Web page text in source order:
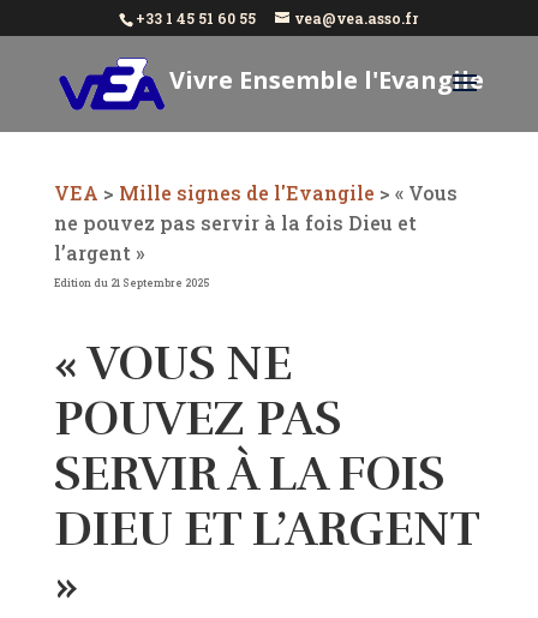
+33 1 45 51 60 55 vea@vea.asso.fr
Vivre Ensemble l'Evangile
VEA > Mille signes de l'Evangile > « Vous
ne pouvez pas servir à la fois Dieu et
l’argent »
Edition du 21 Septembre 2025
« VOUS NE
POUVEZ PAS
SERVIR À LA FOIS
DIEU ET L’ARGENT
»